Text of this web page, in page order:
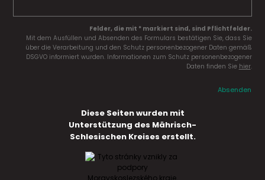
Felder, die mit * markiert sind, sind Pflichtfelder.
Mit dem Ausfüllen und Absenden des Formulars bestätigen Sie, dass Sie
über die Verarbeitung und den Schutz personenbezogener Daten gemäß
DSGVO informiert wurden. Informationen zum Schutz personenbezogener
Daten finden Sie hier.
Absenden
Diese Seiten wurden mit
Unterstützung des Mährisch-
Schlesischen Kreises erstellt.